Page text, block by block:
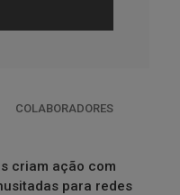
COLABORADORES
criam ação com
para redes